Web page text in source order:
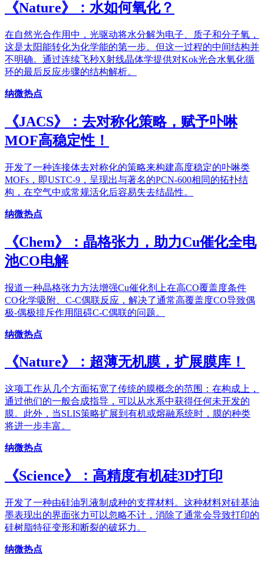
《​Nature》：水如何氧化？
在自然光合作用中，光驱动将水分解为电子、质子和分子氧，
这是太阳能转化为化学能的第一步。但这一过程的中间结构并
不明确。通过连续飞秒X射线晶体学提供对Kok光合水氧化循
环的最后反应步骤的结构解析。
纳微热点
《JACS》：去对称化策略，赋予卟啉
MOF高稳定性！
开发了一种连接体去对称化的策略来构建高度稳定的卟啉类
MOFs，即USTC-9，呈现出与著名的PCN-600相同的拓扑结
构，在空气中或常规活化后容易失去结晶性。
纳微热点
《Chem》：晶格张力，助力Cu催化全电
池CO电解
报道一种晶格张力方法增强Cu催化剂上在高CO覆盖度条件
CO化学吸附、C-C偶联反应，解决了通常高覆盖度CO导致偶
极-偶极排斥作用阻碍C-C偶联的问题。
纳微热点
《Nature》：超薄无机膜，扩展膜库！
这项工作从几个方面拓宽了传统的膜概念的范围：在构成上，
通过他们的一般合成指导，可以从水系中获得任何未开发的
膜。此外，当SLIS策略扩展到有机或熔融系统时，膜的种类
将进一步丰富。
纳微热点
《Science》：高精度有机硅3D打印
开发了一种由硅油乳液制成种的支撑材料。这种材料对硅基油
墨表现出的界面张力可以忽略不计，消除了通常会导致打印的
硅树脂特征变形和断裂的破坏力。
纳微热点